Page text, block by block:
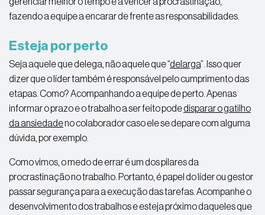
fazendo a equipe a encarar de frente as responsabilidades.
Esteja por perto
Seja aquele que delega, não aquele que “delarga”. Isso quer
dizer que o líder também é responsável pelo cumprimento das
etapas. Como? Acompanhando a equipe de perto. Apenas
informar o prazo e o trabalho a ser feito podedisparar o gatilho
da ansiedadeno colaborador caso ele se depare com alguma
dúvida, por exemplo.
Como vimos, o medo de errar é um dos pilares da
procrastinação no trabalho. Portanto, é papel do líder ou gestor
passar segurança para a execução das tarefas. Acompanhe o
desenvolvimento dos trabalhos e esteja próximo daqueles que